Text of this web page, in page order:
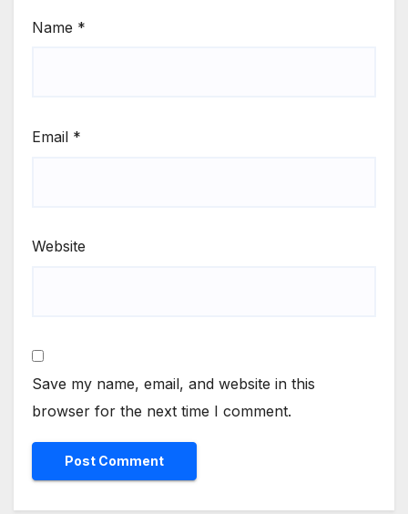
Name *
Email *
Website
Save my name, email, and website in this
browser for the next time I comment.